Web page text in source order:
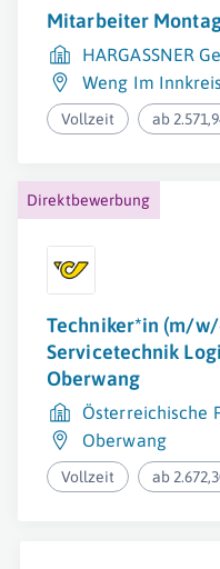
Mitarbeiter
HARGASSNER
Weng Im Innkreis
Vollzeit ab
Direktbewerbung
Techniker*in (m/
Servicetechnik
Oberwang
Österreichische
Oberwang
Vollzeit ab